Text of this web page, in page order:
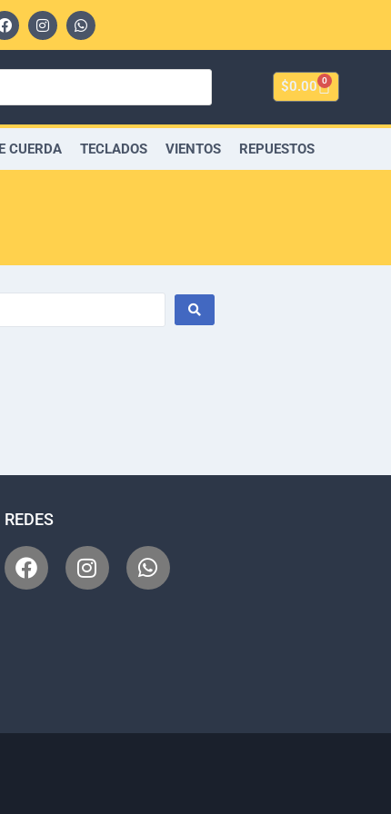
$0.00 0
CUERDA TECLADOS VIENTOS REPUESTOS
REDES